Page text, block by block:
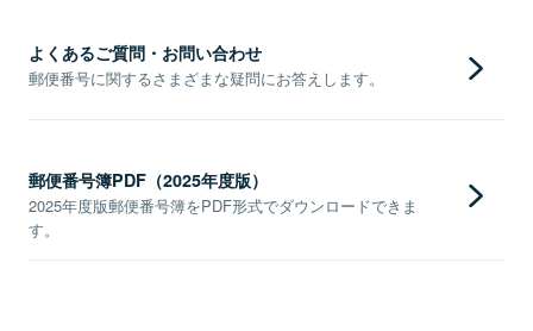
よくあるご質問・お問い合わせ
郵便番号に関するさまざまな疑問にお答えします。
郵便番号簿PDF（2025年度版）
2025年度版郵便番号簿をPDF形式でダウンロードできま
す。